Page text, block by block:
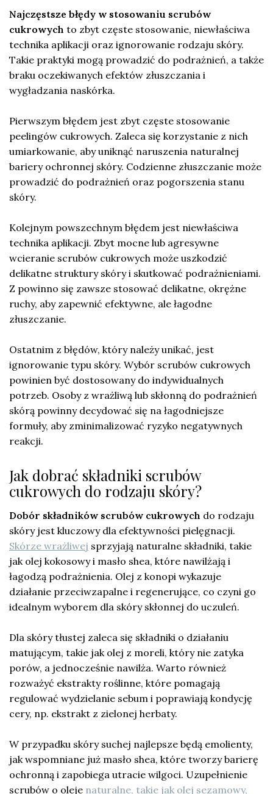
Najczęstsze błędy w stosowaniu scrubów
cukrowych to zbyt częste stosowanie, niewłaściwa
technika aplikacji oraz ignorowanie rodzaju skóry.
Takie praktyki mogą prowadzić do podrażnień, a także
braku oczekiwanych efektów złuszczania i
wygładzania naskórka.
Pierwszym błędem jest zbyt częste stosowanie
peelingów cukrowych. Zaleca się korzystanie z nich
umiarkowanie, aby uniknąć naruszenia naturalnej
bariery ochronnej skóry. Codzienne złuszczanie może
prowadzić do podrażnień oraz pogorszenia stanu
skóry.
Kolejnym powszechnym błędem jest niewłaściwa
technika aplikacji. Zbyt mocne lub agresywne
wcieranie scrubów cukrowych może uszkodzić
delikatne struktury skóry i skutkować podrażnieniami.
Z powinno się zawsze stosować delikatne, okrężne
ruchy, aby zapewnić efektywne, ale łagodne
złuszczanie.
Ostatnim z błędów, który należy unikać, jest
ignorowanie typu skóry. Wybór scrubów cukrowych
powinien być dostosowany do indywidualnych
potrzeb. Osoby z wrażliwą lub skłonną do podrażnień
skórą powinny decydować się na łagodniejsze
formuły, aby zminimalizować ryzyko negatywnych
reakcji.
Jak dobrać składniki scrubów
cukrowych do rodzaju skóry?
Dobór składników scrubów cukrowych do rodzaju
skóry jest kluczowy dla efektywności pielęgnacji.
Skórze wrażliwej sprzyjają naturalne składniki, takie
jak olej kokosowy i masło shea, które nawilżają i
łagodzą podrażnienia. Olej z konopi wykazuje
działanie przeciwzapalne i regenerujące, co czyni go
idealnym wyborem dla skóry skłonnej do uczuleń.
Dla skóry tłustej zaleca się składniki o działaniu
matującym, takie jak olej z moreli, który nie zatyka
porów, a jednocześnie nawilża. Warto również
rozważyć ekstrakty roślinne, które pomagają
regulować wydzielanie sebum i poprawiają kondycję
cery, np. ekstrakt z zielonej herbaty.
W przypadku skóry suchej najlepsze będą emolienty,
jak wspomniane już masło shea, które tworzy barierę
ochronną i zapobiega utracie wilgoci. Uzupełnienie
scrubów o oleje naturalne, takie jak olej sezamowy,